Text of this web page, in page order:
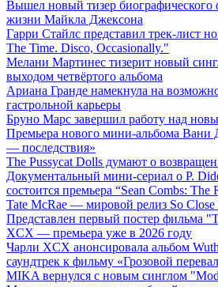
Вышел новый тизер
жизни Майкла Джексона
Гарри Стайлс представил трек-лист
The Time. Disco, Occasionally."
Мелани Мартинес тизерит новый
выходом четвёртого альбома
Ариана Гранде намекнула на
гастрольной карьеры
Бруно Марс завершил работу над
Премьера нового мини-альбома
— последствия»
The Pussycat Dolls думают о
Документальный мини-сериал о P.
состоится премьера “Sean Combs: The
Tate McRae — мировой релиз So Close
Представлен первый постер фильма
XCX — премьера уже в 2026 году
Чарли XCX анонсировала альбом
саундтрек к фильму «Грозовой
MIKA вернулся с новым синглом